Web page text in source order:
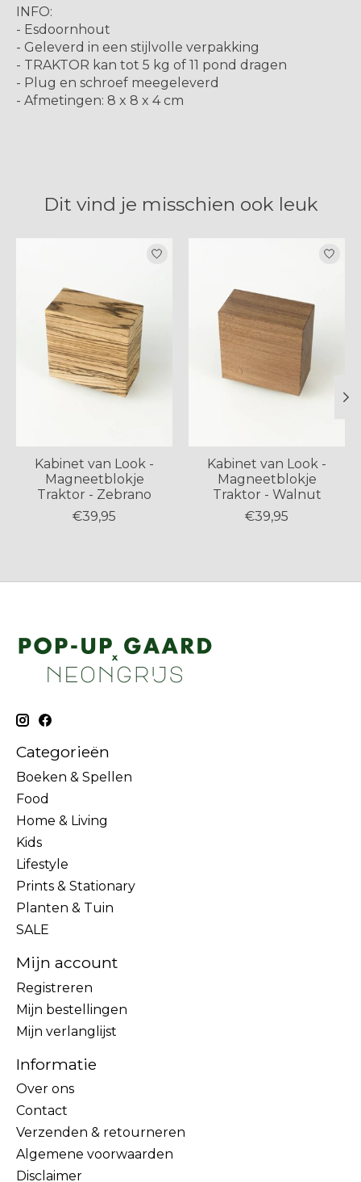
INFO:
- Esdoornhout
- Geleverd in een stijlvolle verpakking
- TRAKTOR kan tot 5 kg of 11 pond dragen
- Plug en schroef meegeleverd
- Afmetingen: 8 x 8 x 4 cm
Dit vind je misschien ook leuk
Items van productcarrousel
Kabinet van Look -
Magneetblokje
Traktor - Zebrano
€39,95
Kabinet van Look -
Magneetblokje
Traktor - Walnut
€39,95
Categorieën
Boeken & Spellen
Food
Home & Living
Kids
Lifestyle
Prints & Stationary
Planten & Tuin
SALE
Mijn account
Registreren
Mijn bestellingen
Mijn verlanglijst
Informatie
Over ons
Contact
Verzenden & retourneren
Algemene voorwaarden
Disclaimer